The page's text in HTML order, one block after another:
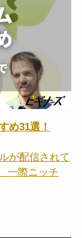
め31選！
が配信されて
一際ニッチ